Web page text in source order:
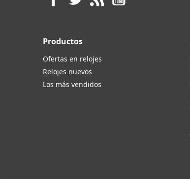
Productos
Ofertas en relojes
Relojes nuevos
Los más vendidos